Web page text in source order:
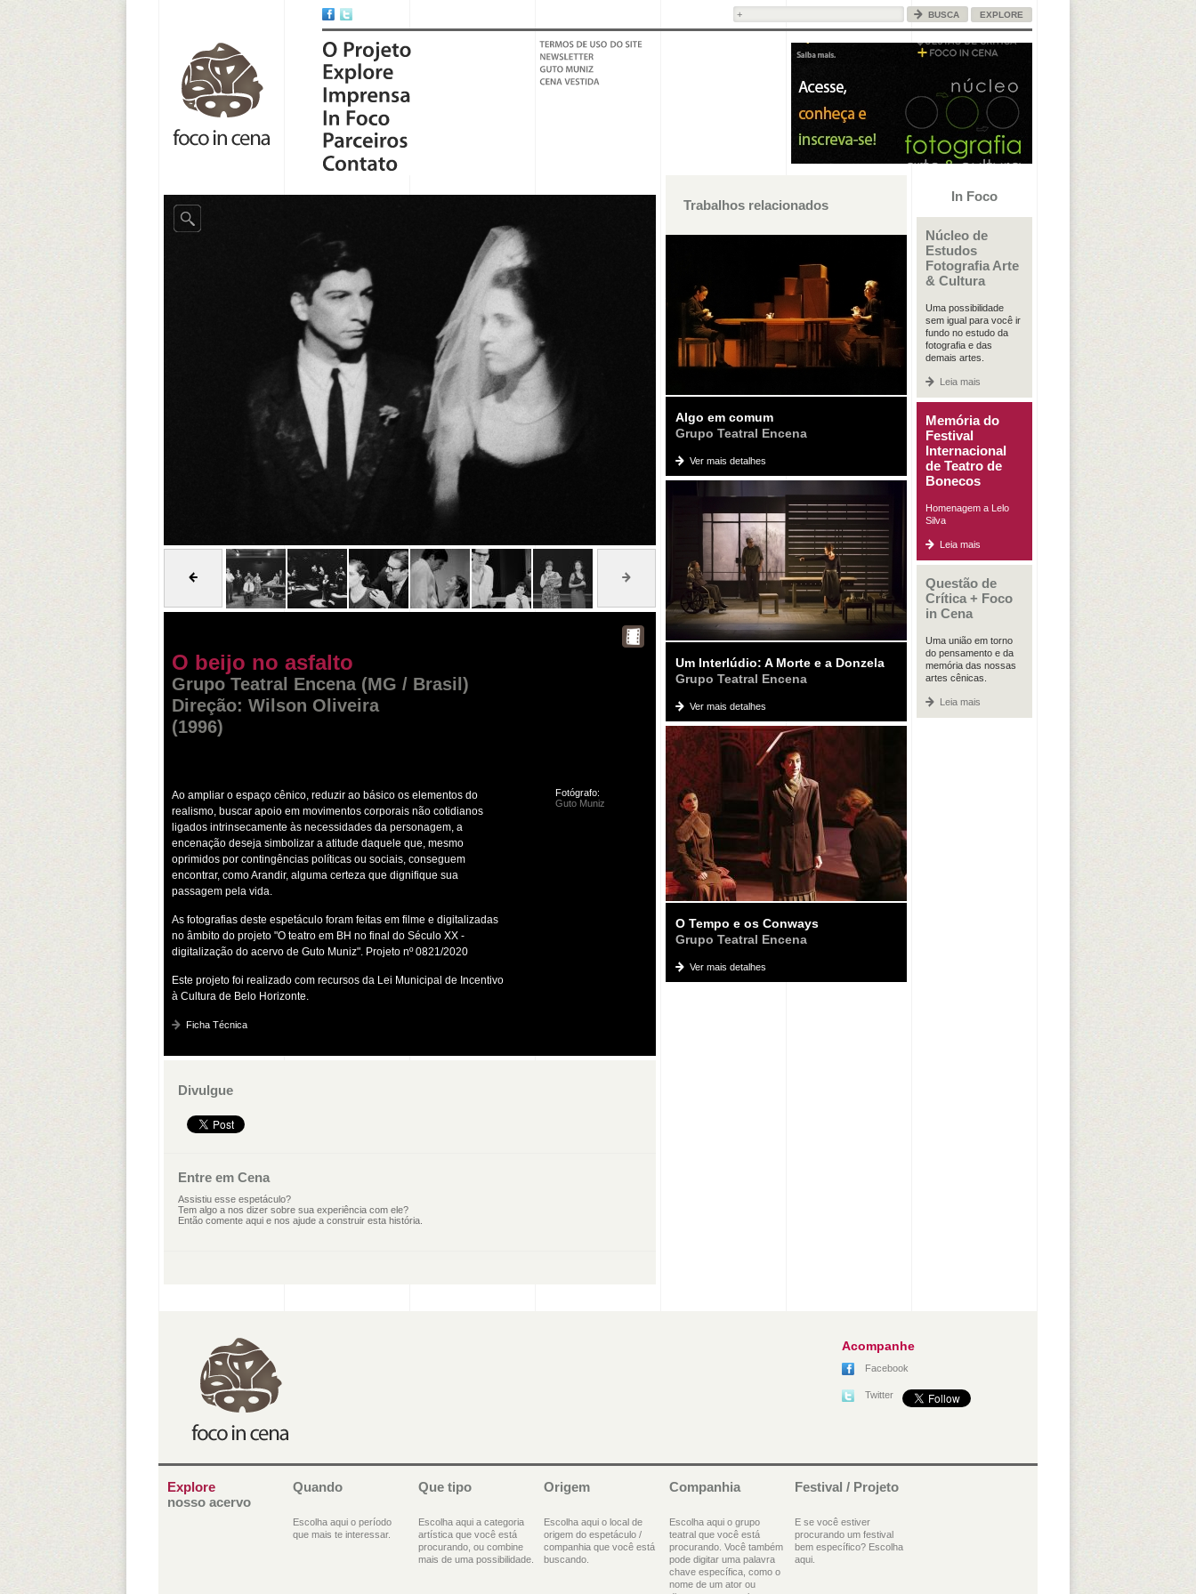
EXPLORE
O beijo no asfalto
Grupo Teatral Encena (MG / Brasil)
Direção: Wilson Oliveira
(1996)
Fotógrafo:
Guto Muniz
Ao ampliar o espaço cênico, reduzir ao básico os elementos do
realismo, buscar apoio em movimentos corporais não cotidianos
ligados intrinsecamente às necessidades da personagem, a
encenação deseja simbolizar a atitude daquele que, mesmo
oprimidos por contingências políticas ou sociais, conseguem
encontrar, como Arandir, alguma certeza que dignifique sua
passagem pela vida.
As fotografias deste espetáculo foram feitas em filme e digitalizadas
no âmbito do projeto "O teatro em BH no final do Século XX -
digitalização do acervo de Guto Muniz". Projeto nº 0821/2020
Este projeto foi realizado com recursos da Lei Municipal de Incentivo
à Cultura de Belo Horizonte.
Ficha Técnica
Divulgue
Entre em Cena
Assistiu esse espetáculo?
Tem algo a nos dizer sobre sua experiência com ele?
Então comente aqui e nos ajude a construir esta história.
Trabalhos relacionados
Algo em comum
Grupo Teatral Encena
Ver mais detalhes
Um Interlúdio: A Morte e a Donzela
Grupo Teatral Encena
Ver mais detalhes
O Tempo e os Conways
Grupo Teatral Encena
Ver mais detalhes
In Foco
Núcleo de
Estudos
Fotografia Arte
& Cultura
Uma possibilidade
sem igual para você ir
fundo no estudo da
fotografia e das
demais artes.
Leia mais
Memória do
Festival
Internacional
de Teatro de
Bonecos
Homenagem a Lelo
Silva
Leia mais
Questão de
Crítica + Foco
in Cena
Uma união em torno
do pensamento e da
memória das nossas
artes cênicas.
Leia mais
Acompanhe
Facebook
Twitter
Explore
nosso acervo
Quando
Escolha aqui o período
que mais te interessar.
Que tipo
Escolha aqui a categoria
artística que você está
procurando, ou combine
mais de uma possibilidade.
Origem
Escolha aqui o local de
origem do espetáculo /
companhia que você está
buscando.
Companhia
Escolha aqui o grupo
teatral que você está
procurando. Você também
pode digitar uma palavra
chave específica, como o
nome de um ator ou
Festival / Projeto
E se você estiver
procurando um festival
bem específico? Escolha
aqui.